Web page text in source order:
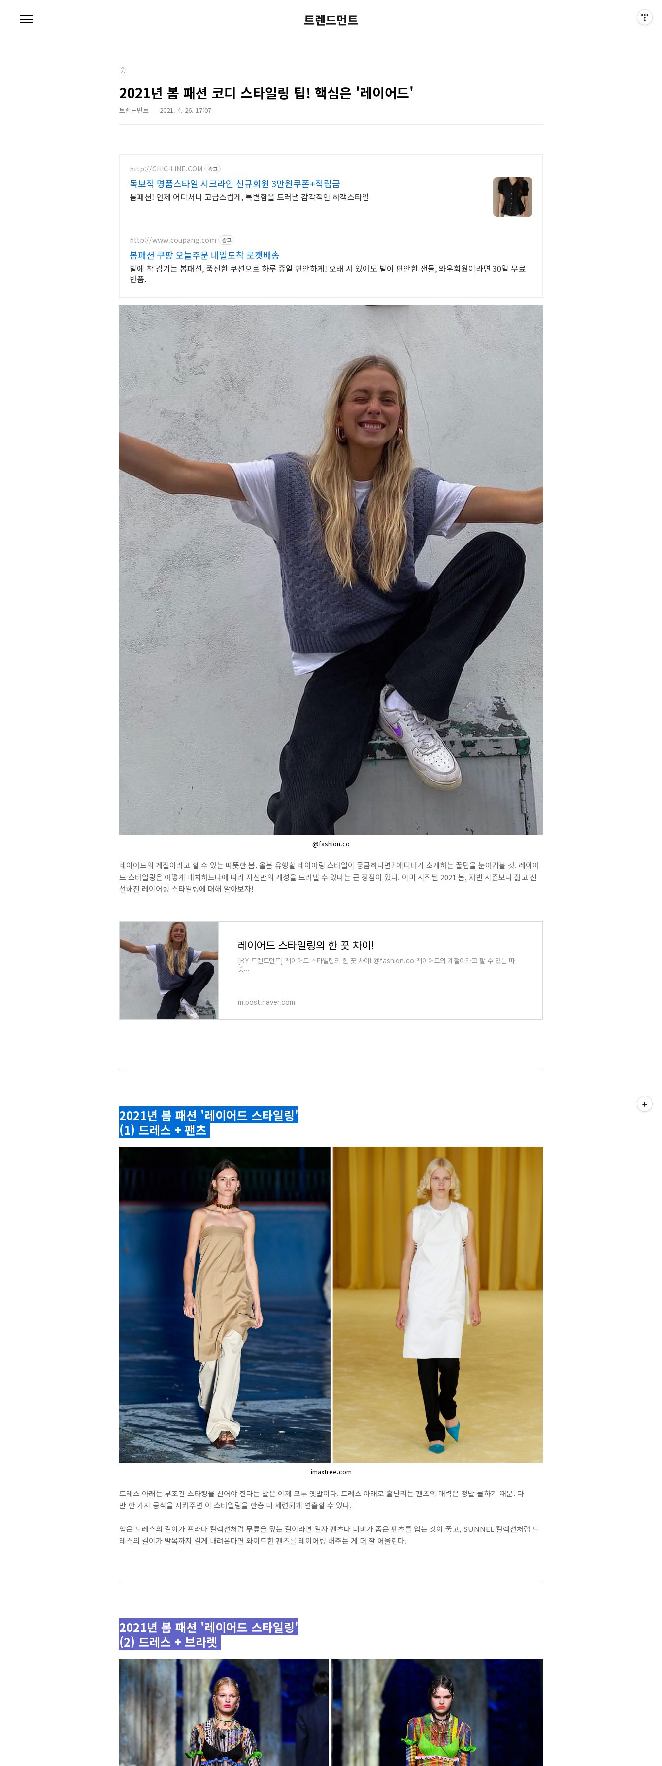
트렌드먼트
옷
2021년 봄 패션 코디 스타일링 팁! 핵심은 '레이어드'
트렌드먼트 2021. 4. 26. 17:07
http://CHIC-LINE.COM 광고
독보적 명품스타일 시크라인 신규회원 3만원쿠폰+적립금
봄패션! 언제 어디서나 고급스럽게, 특별함을 드러낼 감각적인 하객스타일
http://www.coupang.com 광고
봄패션 쿠팡 오늘주문 내일도착 로켓배송
발에 착 감기는 봄패션, 푹신한 쿠션으로 하루 종일 편안하게! 오래 서 있어도 발이 편안한 샌들, 와우회원이라면 30일 무료
반품.
@fashion.co
레이어드의 계절이라고 할 수 있는 따뜻한 봄. 올봄 유행할 레이어링 스타일이 궁금하다면? 에디터가 소개하는 꿀팁을 눈여겨볼 것. 레이어
드 스타일링은 어떻게 매치하느냐에 따라 자신만의 개성을 드러낼 수 있다는 큰 장점이 있다. 이미 시작된 2021 봄, 저번 시즌보다 젊고 신
선해진 레이어링 스타일링에 대해 알아보자!
레이어드 스타일링의 한 끗 차이!
[BY 트렌드먼트] 레이어드 스타일링의 한 끗 차이! @fashion.co 레이어드의 계절이라고 할 수 있는 따
뜻...
m.post.naver.com
2021년 봄 패션 '레이어드 스타일링'
(1) 드레스 + 팬츠
imaxtree.com
드레스 아래는 무조건 스타킹을 신어야 한다는 말은 이제 모두 옛말이다. 드레스 아래로 흩날리는 팬츠의 매력은 정말 쿨하기 때문. 다
만 한 가지 공식을 지켜주면 이 스타일링을 한층 더 세련되게 연출할 수 있다.
입은 드레스의 길이가 프라다 컬렉션처럼 무릎을 덮는 길이라면 일자 팬츠나 너비가 좁은 팬츠를 입는 것이 좋고, SUNNEL 컬렉션처럼 드
레스의 길이가 발목까지 길게 내려온다면 와이드한 팬츠를 레이어링 해주는 게 더 잘 어울린다.
2021년 봄 패션 '레이어드 스타일링'
(2) 드레스 + 브라렛